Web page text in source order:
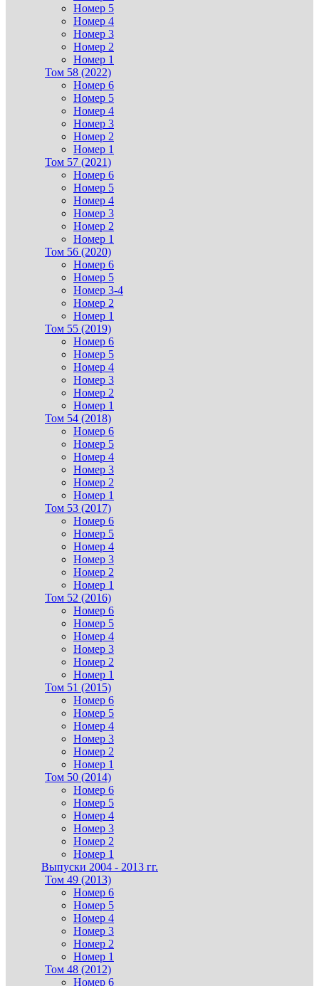
Номер 5
Номер 4
Номер 3
Номер 2
Номер 1
Том 58 (2022)
Номер 6
Номер 5
Номер 4
Номер 3
Номер 2
Номер 1
Том 57 (2021)
Номер 6
Номер 5
Номер 4
Номер 3
Номер 2
Номер 1
Том 56 (2020)
Номер 6
Номер 5
Номер 3-4
Номер 2
Номер 1
Том 55 (2019)
Номер 6
Номер 5
Номер 4
Номер 3
Номер 2
Номер 1
Том 54 (2018)
Номер 6
Номер 5
Номер 4
Номер 3
Номер 2
Номер 1
Том 53 (2017)
Номер 6
Номер 5
Номер 4
Номер 3
Номер 2
Номер 1
Том 52 (2016)
Номер 6
Номер 5
Номер 4
Номер 3
Номер 2
Номер 1
Том 51 (2015)
Номер 6
Номер 5
Номер 4
Номер 3
Номер 2
Номер 1
Том 50 (2014)
Номер 6
Номер 5
Номер 4
Номер 3
Номер 2
Номер 1
Выпуски 2004 - 2013 гг.
Том 49 (2013)
Номер 6
Номер 5
Номер 4
Номер 3
Номер 2
Номер 1
Том 48 (2012)
Номер 6